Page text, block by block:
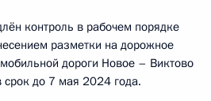
контроль в рабочем порядке
разметки на дорожное
дороги Новое – Виктово
срок до 7 мая 2024 года.